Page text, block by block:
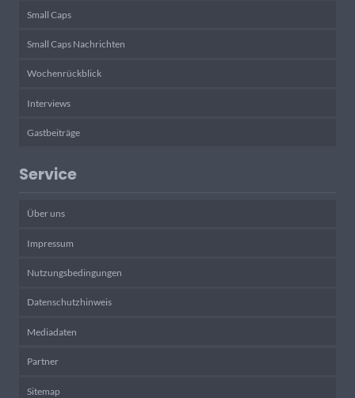
Small Caps
Small Caps Nachrichten
Wochenrückblick
Interviews
Gastbeiträge
Service
Über uns
Impressum
Nutzungsbedingungen
Datenschutzhinweis
Mediadaten
Partner
Sitemap